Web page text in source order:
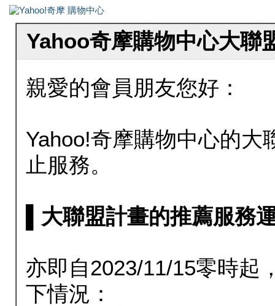
Yahoo奇摩購物中心大聯
親愛的會員朋友您好：
Yahoo!奇摩購物中心的大
止服務。
▌大聯盟計畫的推薦服務
亦即自2023/11/15零時起
下情況：